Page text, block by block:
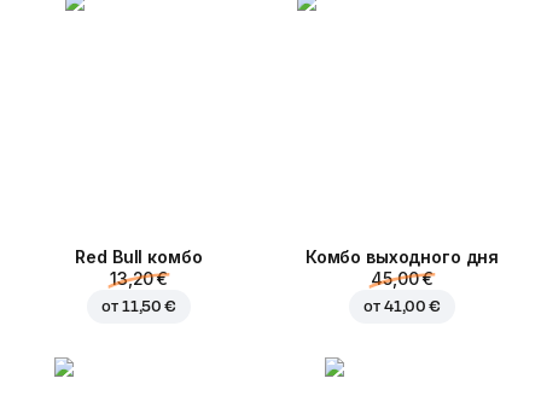
Red Bull комбо
13,20 €
от 11,50 €
Комбо выходного дня
45,00 €
от 41,00 €